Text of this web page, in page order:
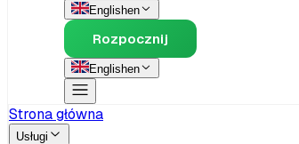
Englishen
Rozpocznij
Englishen
Strona główna
Usługi